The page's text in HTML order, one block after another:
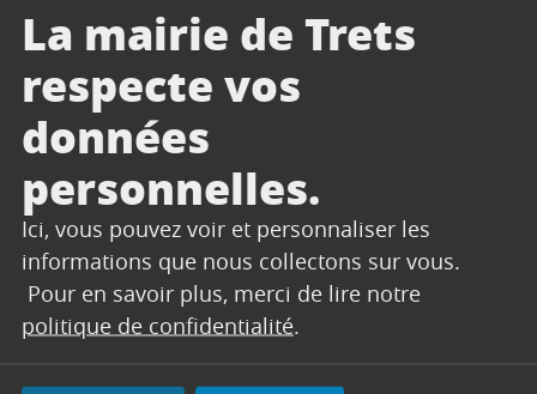
La mairie de Trets
respecte vos
données
personnelles.
Ici, vous pouvez voir et personnaliser les
informations que nous collectons sur vous.
Pour en savoir plus, merci de lire notre
politique de confidentialité.